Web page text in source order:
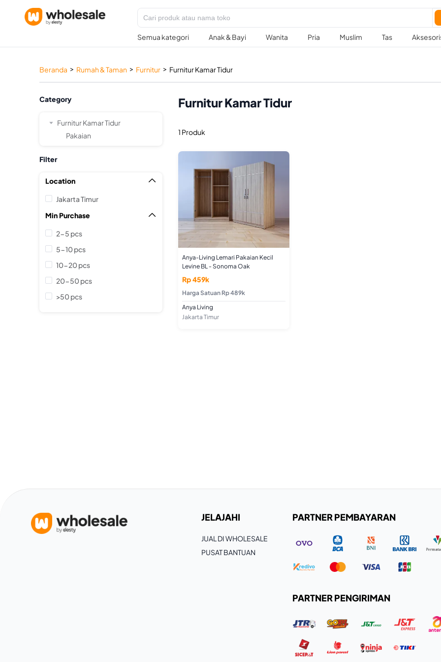
Semua kategori Anak & Bayi Wanita Pria Muslim Tas
Beranda > Rumah & Taman > Furnitur > Furnitur Kamar Tidur
Category
Furnitur Kamar Tidur
Pakaian
Filter
Location 
Jakarta Timur
Min Purchase

2-5 pcs
5-10 pcs
10-20 pcs
20-50 pcs
>50 pcs
Furnitur Kamar Tidur
1 Produk
Anya-Living Lemari Pakaian Kecil
Levine BL - Sonoma Oak
Rp 459k
Harga Satuan Rp 489k
Anya Living
Jakarta Timur
JELAJAHI
JUAL DI WHOLESALE
PUSAT BANTUAN
PARTNER PEMBAYARAN
PARTNER PENGIRIMAN